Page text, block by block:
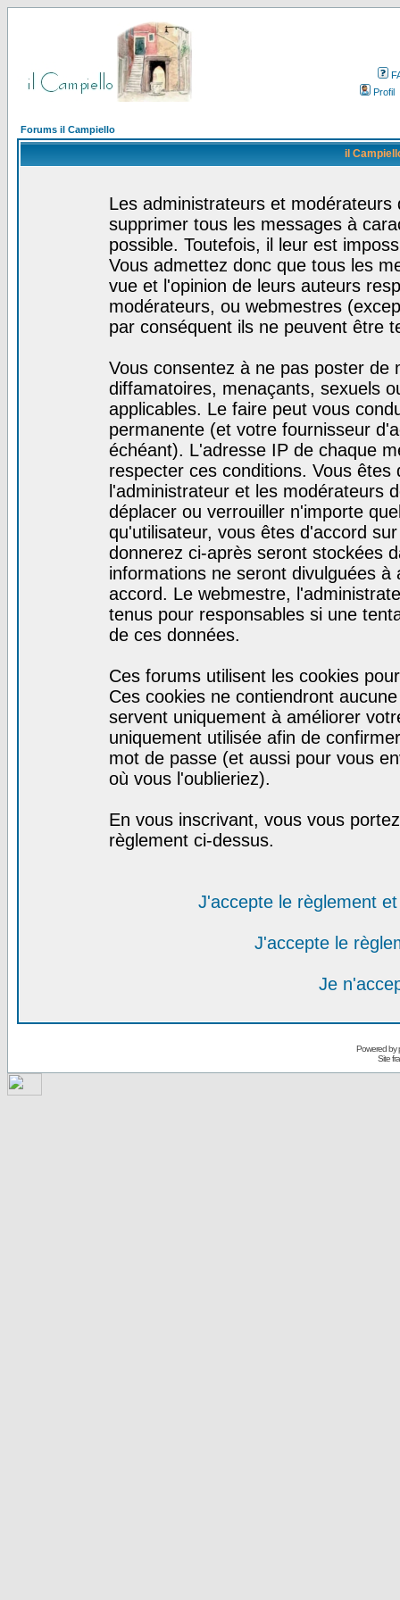
Profil
Forums il Campiello
il
Les administrateurs et
supprimer tous les messages à
possible. Toutefois, il leur est
Vous admettez donc que tous les
vue et l'opinion de leurs auteurs
modérateurs, ou webmestres
par conséquent ils ne peuvent être
Vous consentez à ne pas poster de
diffamatoires, menaçants, sexuels
applicables. Le faire peut vous
permanente (et votre fournisseur
échéant). L'adresse IP de chaque
respecter ces conditions. Vous
l'administrateur et les modérateurs
déplacer ou verrouiller n'importe
qu'utilisateur, vous êtes d'accord
donnerez ci-après seront stockées
informations ne seront divulguées
accord. Le webmestre,
tenus pour responsables si une
de ces données.
Ces forums utilisent les cookies
Ces cookies ne contiendront
servent uniquement à améliorer
uniquement utilisée afin de
mot de passe (et aussi pour vous
où vous l'oublieriez).
En vous inscrivant, vous vous
règlement ci-dessus.
J'accepte le règlement
J'accepte le
Je
Powered by
Site